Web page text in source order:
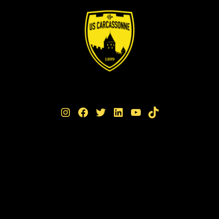
Instagram Facebook Twitter LinkedIn YouTube TikTok